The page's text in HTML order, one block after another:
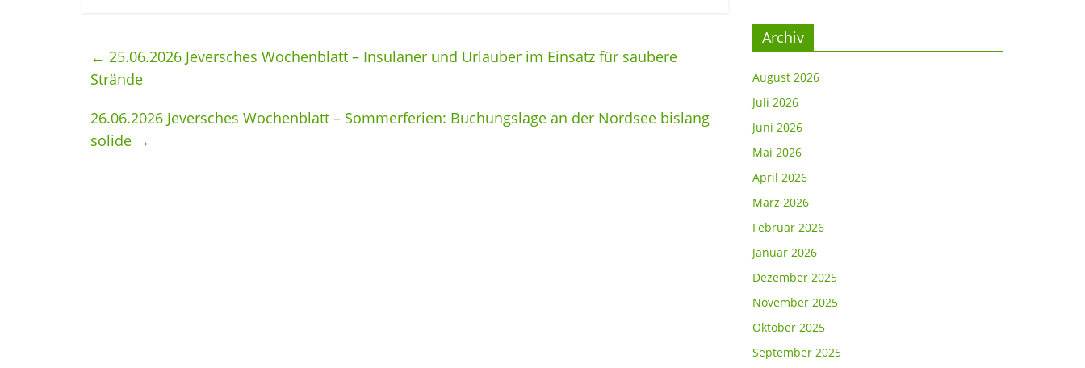
← 25.06.2026 Jeversches Wochenblatt – Insulaner und Urlauber im Einsatz für saubere
Strände
26.06.2026 Jeversches Wochenblatt – Sommerferien: Buchungslage an der Nordsee bislang
solide →
Archiv
August 2026
Juli 2026
Juni 2026
Mai 2026
April 2026
März 2026
Februar 2026
Januar 2026
Dezember 2025
November 2025
Oktober 2025
September 2025